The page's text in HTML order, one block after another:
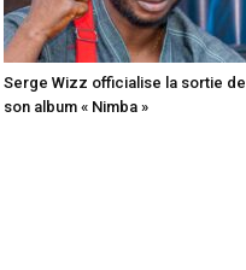
Serge Wizz officialise la sortie de
son album « Nimba »